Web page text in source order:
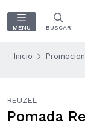
MENU BUSCAR
Inicio
REUZEL
Pomada